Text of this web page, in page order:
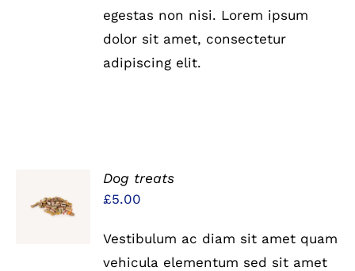
egestas non nisi. Lorem ipsum
dolor sit amet, consectetur
adipiscing elit.
WARENKORB
/
Dog treats
£5.00
Vestibulum ac diam sit amet quam
vehicula elementum sed sit amet